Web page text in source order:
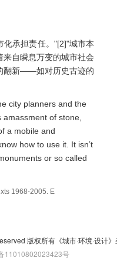
化承担责任。"[2]"城市本
自瞬息万变的城市社会
翻新——如对历史古迹的
city planners and the
amassment of stone,
a mobile and
how to use it. It isn’t
or so called
1968-2005. E
版权所有《城市·环境·设计
11010802023423号